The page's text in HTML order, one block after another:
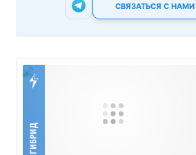
СВЯЗАТЬСЯ С НАМИ
ГИБРИД